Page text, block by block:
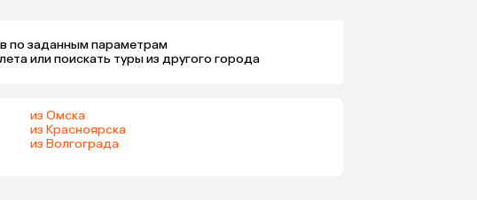
по заданным параметрам
или поискать туры из другого города
из Омска
из Красноярска
из Волгограда